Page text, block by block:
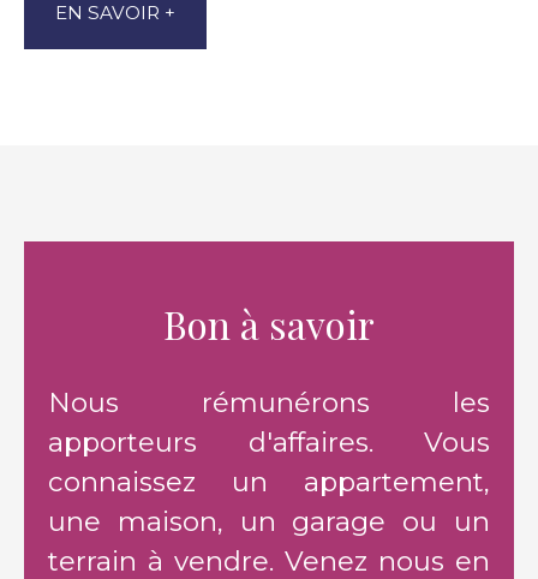
EN SAVOIR +
Bon à savoir
Nous rémunérons les
apporteurs d'affaires. Vous
connaissez un appartement,
une maison, un garage ou un
terrain à vendre. Venez nous en